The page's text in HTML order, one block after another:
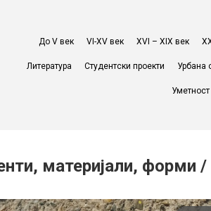
До V век VI-XV век XVI – XIX век
Литература Студентски проекти Урбана
Уметност
материјали, форми /